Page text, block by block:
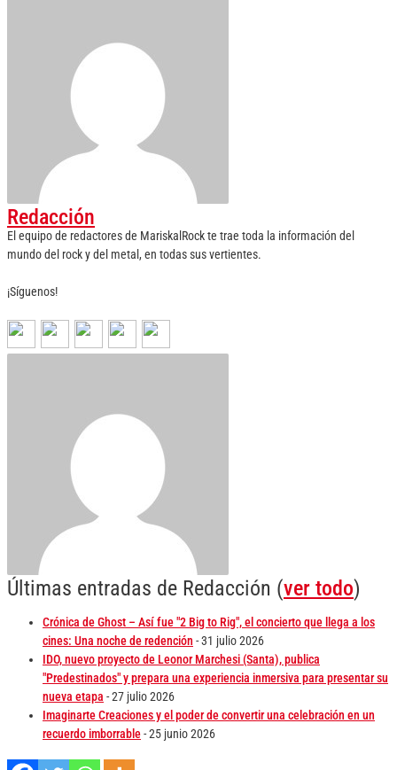
Redacción
El equipo de redactores de MariskalRock te trae toda la información del
mundo del rock y del metal, en todas sus vertientes.
¡Síguenos!
Últimas entradas de Redacción (ver todo)
Crónica de Ghost – Así fue "2 Big to Rig", el concierto que llega a los
cines: Una noche de redención - 31 julio 2026
IDO, nuevo proyecto de Leonor Marchesi (Santa), publica
"Predestinados" y prepara una experiencia inmersiva para presentar su
nueva etapa - 27 julio 2026
Imaginarte Creaciones y el poder de convertir una celebración en un
recuerdo imborrable- 25 junio 2026